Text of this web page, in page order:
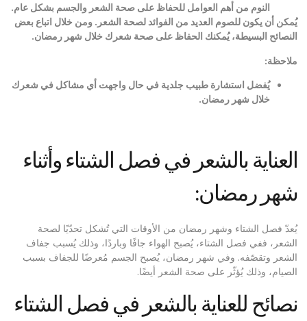
النوم من أهم العوامل للحفاظ على صحة الشعر والجسم بشكل عام.
يُمكن أن يكون للصوم العديد من الفوائد لصحة الشعر . ومن خلال اتباع بعض
النصائح البسيطة، يُمكنك الحفاظ على صحة شعرك خلال شهر رمضان.
ملاحظة:
يُفضل استشارة طبيب جلدية في حال واجهت أي مشاكل في شعرك
خلال شهر رمضان.
العناية بالشعر في فصل الشتاء وأثناء
شهر رمضان:
يُعدّ فصل الشتاء وشهر رمضان من الأوقات التي تُشكل تحدّيًا لصحة
الشعر، ففي فصل الشتاء، يُصبح الهواء جافًا وباردًا، وذلك يُسبب جفاف
الشعر وتقصّفه. وفي شهر رمضان، يُصبح الجسم مُعرضًا للجفاف بسبب
الصيام، وذلك يُؤثّر على صحة الشعر أيضًا.
نصائح للعناية بالشعر في فصل الشتاء